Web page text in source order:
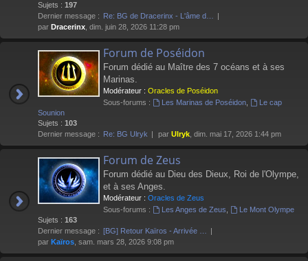
Sujets : 197
Dernier message :
Re: BG de Dracerinx - L'âme d…
par Dracerinx , dim. juin 28, 2026 11:28 pm
Forum de Poséidon
Forum dédié au Maître des 7 océans et à ses
Marinas.
Modérateur : Oracles de Poséidon
Sous-forums :
Les Marinas de Poséidon,
Le cap
Sounion
Sujets : 103
Dernier message :
Re: BG Ulryk par Ulryk , dim. mai 17, 2026 1:44 pm
Forum de Zeus
Forum dédié au Dieu des Dieux, Roi de l'Olympe,
et à ses Anges.
Modérateur : Oracles de Zeus
Sous-forums :
Les Anges de Zeus
Le Mont Olympe
Sujets : 163
Dernier message : [BG] Retour Kaïros - Arrivée …
par Kaïros , sam. mars 28, 2026 9:08 pm